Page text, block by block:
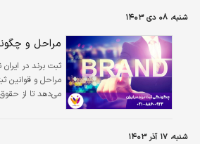
شنبه، ۰۸ دی ۱۴۰۳
مراحل و
ثبت برند در
مراحل و قوانین
می‌دهد تا از
شنبه، ۱۷ آذر ۱۴۰۳